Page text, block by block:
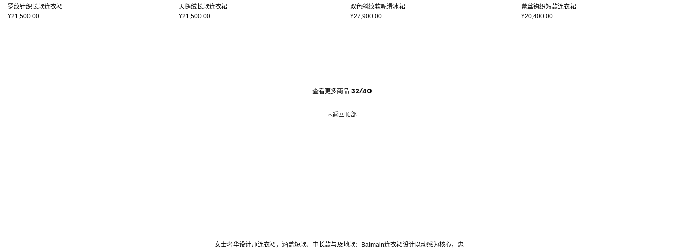
罗纹针织长款连衣裙
¥21,500.00
天鹅绒长款连衣裙
¥21,500.00
双色斜纹软呢滑冰裙
¥27,900.00
蕾丝钩织短款连衣裙
¥20,400.00
查看更多商品 32/40
返回顶部
女士奢华设计师连衣裙，涵盖短款、中长款与及地款：Balmain连衣裙设计以动感为核心，忠